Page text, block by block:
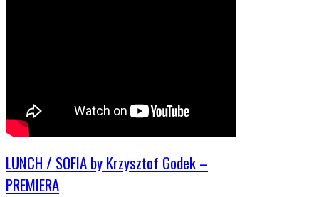
LUNCH / SOFIA by Krzysztof Godek –
PREMIERA